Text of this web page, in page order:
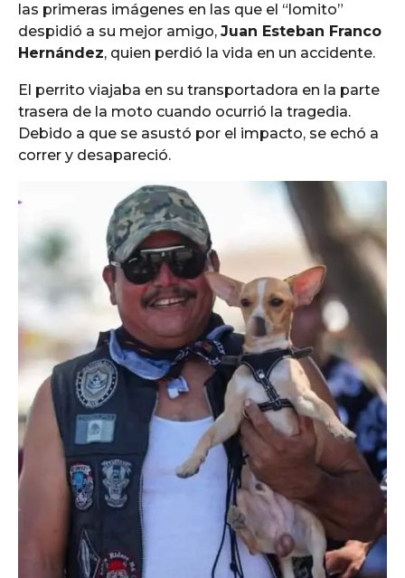
las primeras imágenes en las que el “lomito”
despidió a su mejor amigo, Juan Esteban Franco
Hernández, quien perdió la vida en un accidente.
El perrito viajaba en su transportadora en la parte
trasera de la moto cuando ocurrió la tragedia.
Debido a que se asustó por el impacto, se echó a
correr y desapareció.